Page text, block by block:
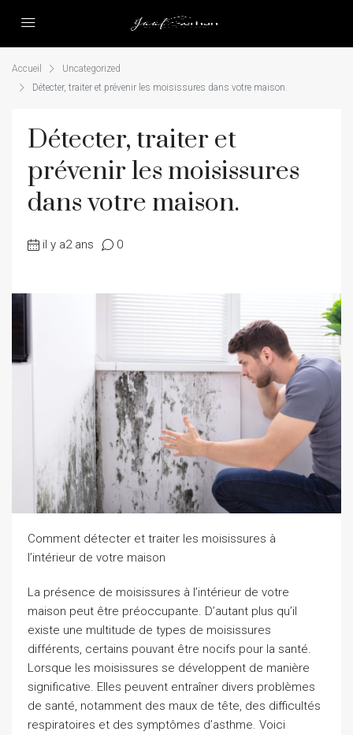
Accueil
Uncategorized
Détecter, traiter et prévenir les moisissures dans votre maison.
Détecter, traiter et
prévenir les moisissures
dans votre maison.
il y a2 ans 0
Comment détecter et traiter les moisissures à
l’intérieur de votre maison
La présence de moisissures à l’intérieur de votre
maison peut être préoccupante. D’autant plus qu’il
existe une multitude de types de moisissures
différents, certains pouvant être nocifs pour la santé.
Lorsque les moisissures se développent de manière
significative. Elles peuvent entraîner divers problèmes
de santé, notamment des maux de tête, des difficultés
respiratoires et des symptômes d’asthme. Voici